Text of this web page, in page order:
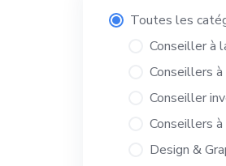
Toutes les
Conseiller à
Conseillers
Conseiller
Conseillers
Design &